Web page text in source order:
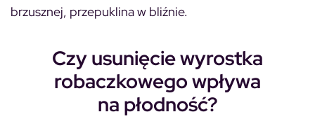
brzusznej, przepuklina w bliźnie.
Czy usunięcie wyrostka
robaczkowego wpływa
na płodność?